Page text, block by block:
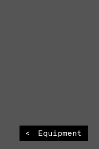
Equipment